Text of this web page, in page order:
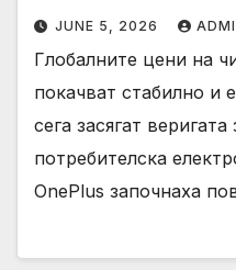
JUNE 5, 2026
Глобалните цени на
покачват стабилно и
сега засягат
потребителска
OnePlus започнаха